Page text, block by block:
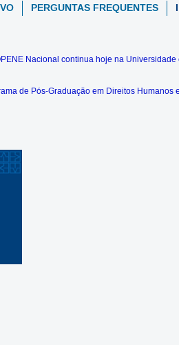
PERGUNTAS FREQUENTES
Nacional continua hoje na Universidade
de Pós-Graduação em Direitos